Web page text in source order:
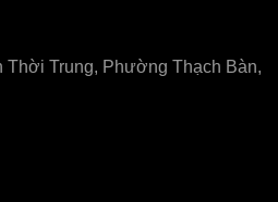
Trung, Phường Thạch Bàn,